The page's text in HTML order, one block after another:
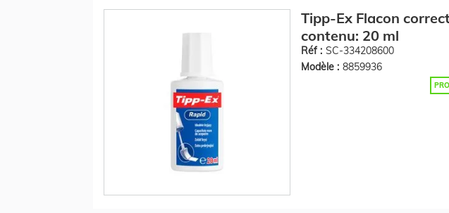
Tipp-Ex Flacon
contenu: 20 ml
Réf : SC-334208600
Modèle : 8859936